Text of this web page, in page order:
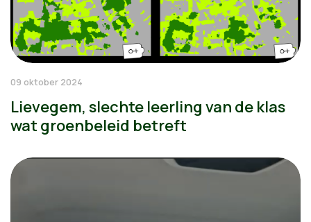
09 oktober 2024
Lievegem, slechte leerling van de klas
wat groenbeleid betreft